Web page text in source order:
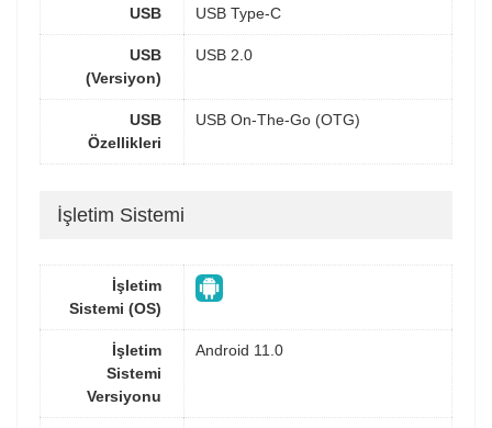
USB USB Type-C
USB
(Versiyon)
USB 2.0
USB
Özellikleri
USB On-The-Go (OTG)
İşletim Sistemi
İşletim
Sistemi (OS)
İşletim
Sistemi
Versiyonu
Android 11.0